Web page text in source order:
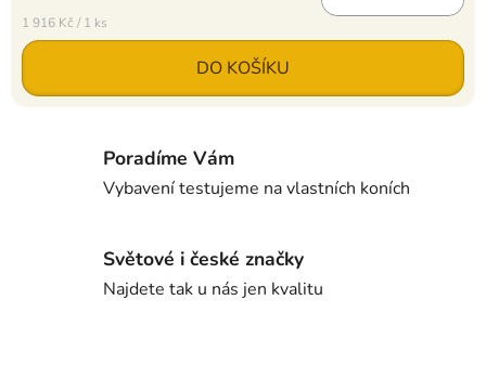
Měrná cena:
1 916 Kč / 1 ks
DO KOŠÍKU
Poradíme Vám
Vybavení testujeme na vlastních koních
Světové i české značky
Najdete tak u nás jen kvalitu